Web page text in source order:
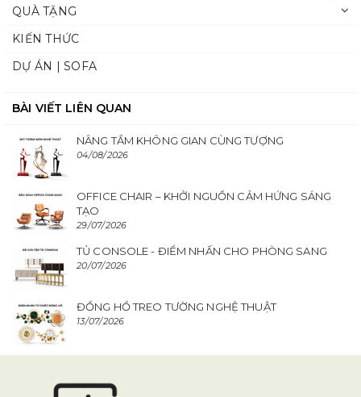
QUÀ TẶNG
KIẾN THỨC
DỰ ÁN | SOFA
BÀI VIẾT LIÊN QUAN
NÂNG TẦM KHÔNG GIAN CÙNG TƯỢNG
04/08/2026
OFFICE CHAIR – KHỞI NGUỒN CẢM HỨNG SÁNG
TẠO
29/07/2026
TỦ CONSOLE - ĐIỂM NHẤN CHO PHÒNG SANG
20/07/2026
ĐỒNG HỒ TREO TƯỜNG NGHỆ THUẬT
13/07/2026